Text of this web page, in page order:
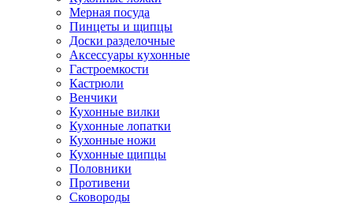
Мерная посуда
Пинцеты и щипцы
Доски разделочные
Аксессуары кухонные
Гастроемкости
Кастрюли
Венчики
Кухонные вилки
Кухонные лопатки
Кухонные ножи
Кухонные щипцы
Половники
Противени
Сковороды